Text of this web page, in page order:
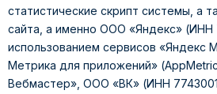
статистические скрипт системы, а
сайта, а именно ООО «Яндекс» (ИНН
использованием сервисов «Яндекс
Метрика для приложений»
Вебмастер», ООО «ВК» (ИНН